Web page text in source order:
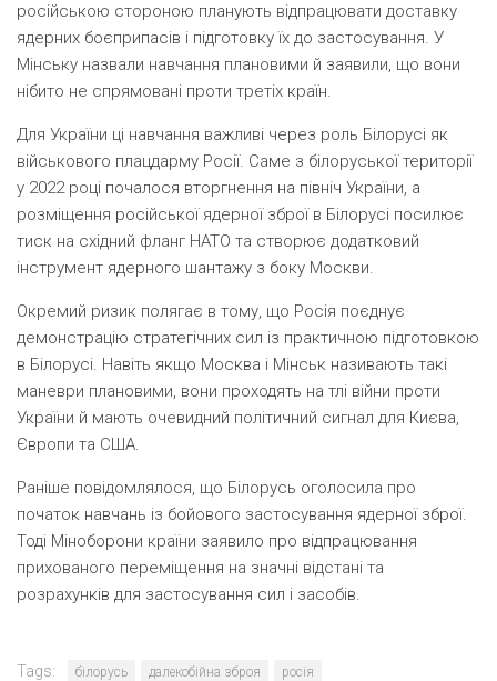
російською стороною планують відпрацювати доставку
ядерних боєприпасів і підготовку їх до застосування. У
Мінську назвали навчання плановими й заявили, що вони
нібито не спрямовані проти третіх країн.
Для України ці навчання важливі через роль Білорусі як
військового плацдарму Росії. Саме з білоруської території
у 2022 році почалося вторгнення на північ України, а
розміщення російської ядерної зброї в Білорусі посилює
тиск на східний фланг НАТО та створює додатковий
інструмент ядерного шантажу з боку Москви.
Окремий ризик полягає в тому, що Росія поєднує
демонстрацію стратегічних сил із практичною підготовкою
в Білорусі. Навіть якщо Москва і Мінськ називають такі
маневри плановими, вони проходять на тлі війни проти
України й мають очевидний політичний сигнал для Києва,
Європи та США.
Раніше повідомлялося, що Білорусь оголосила про
початок навчань із бойового застосування ядерної зброї.
Тоді Міноборони країни заявило про відпрацювання
прихованого переміщення на значні відстані та
розрахунків для застосування сил і засобів.
Tags: білорусь далекобійна зброя росія